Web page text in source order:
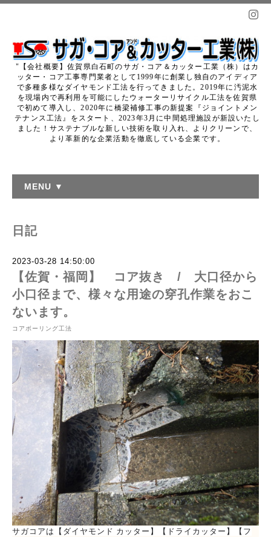
"【会社概要】佐賀県白石町のサガ・コア＆カッター工業（株）はカ
ッター・コア工事専門業者として1999年に創業し独自のアイディア
で多種多様なダイヤモンド工法を行ってきました。2019年に汚泥水
を現場内で再利用を可能にしたウォーターリサイクル工法を佐賀県
で初めて導入し、2020年に橋梁補修工事の新提案『ジョイントメン
テナンス工法』をスタート、2023年3月に中間処理施設が新設いたし
ました！サステナブルな新しい技術を取り入れ、よりクリーンで、
より革新的な企業活動を徹底している企業です。
MENU ▼
日記
2023-03-28 14:50:00
【佐賀・福岡】 コア抜き / 大口径から
小口径まで、様々な用途の穿孔作業をおこ
ないます。
コアボーリング工法
サガコアは【ダイヤモンド カッター】【ドライカッター】【フ